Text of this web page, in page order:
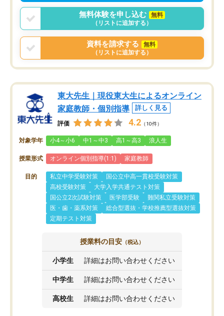
無料体験を申し込む
無料
（リストに追加する）
資料を請求する
無料
（リストに追加する）
東大先生｜現役東大生によるオンライン
家庭教師・個別指導
詳しく見る
評価 4.2 （10件）
対象学年 小4～小6 中1～中3 高1～高3 浪人生
授業形式 オンライン個別指導(1:1) 家庭教師
目的 私立中学受験対策
国公立中高一貫校受験対策
高校受験対策
大学入学共通テスト対策
国公立2次試験対策
医学部受験
難関私立受験対策
医・歯・薬系対策
総合型選抜・学校推薦型選抜対策
定期テスト対策
授業料の目安 （税込）
小学生 詳細はお問い合わせください
中学生 詳細はお問い合わせください
高校生 詳細はお問い合わせください